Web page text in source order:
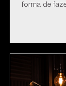
forma de